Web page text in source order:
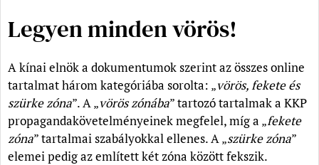
Legyen minden vörös!
A kínai elnök a dokumentumok szerint az összes online
tartalmat három kategóriába sorolta: „vörös, fekete és
szürke zóna”. A „vörös zónába” tartozó tartalmak a KKP
propagandakövetelményeinek megfelel, míg a „fekete
zóna” tartalmai szabályokkal ellenes. A „szürke zóna”
elemei pedig az említett két zóna között fekszik.